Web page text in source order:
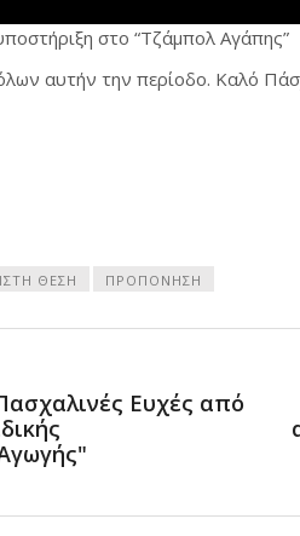
στο “Τζάμπολ Αγάπης”
αυτήν την περίοδο. Καλό
ΘΈΣΗ ΠΡΟΠΌΝΗΣΗ
Ευχές από